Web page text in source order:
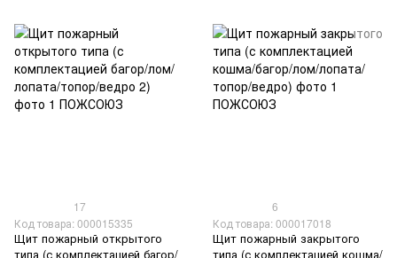
17
Код товара: 000015335
Щит пожарный открытого
типа (с комплектацией багор/
6
Код товара: 000017018
Щит пожарный закрытого
типа (с комплектацией кошма/